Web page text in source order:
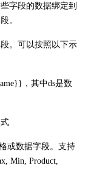
字段的数据绑定到
。
。可以按照以下示
，其中ds是数
或数据字段。支持
Min, Product,